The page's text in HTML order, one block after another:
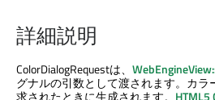
詳細説明
ColorDialogRequestは、
グナルの引数として渡されます。カ
求されたときに生成されます。 HTML5